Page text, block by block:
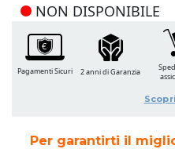
NON DISPONIBILE
Per garantirti il
Pagamenti Sicuri 2 anni di Garanzia